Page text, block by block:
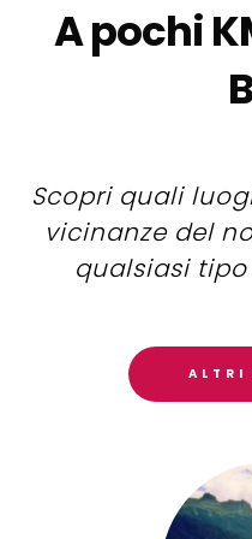
A pochi
Scopri quali
vicinanze del
qualsiasi
ALTRI